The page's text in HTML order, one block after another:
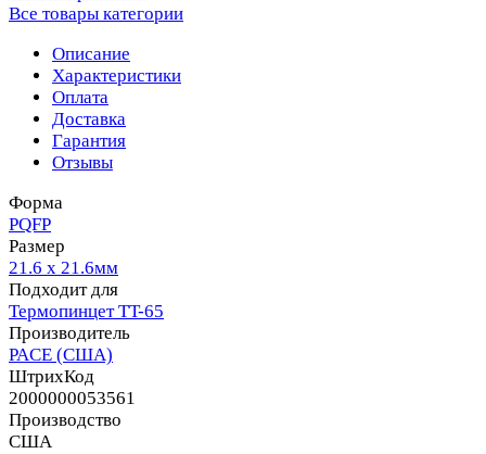
Все товары категории
Описание
Характеристики
Оплата
Доставка
Гарантия
Отзывы
Форма
PQFP
Размер
21.6 х 21.6мм
Подходит для
Термопинцет TT-65
Производитель
PACE (США)
ШтрихКод
2000000053561
Производство
США